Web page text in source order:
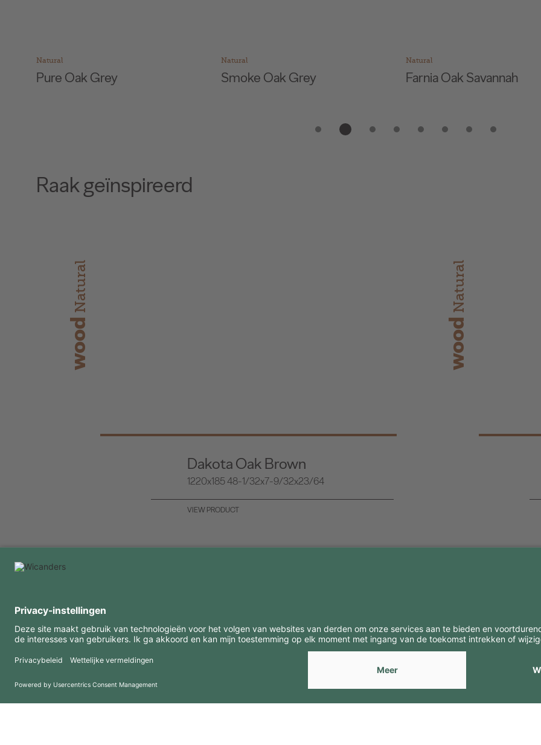
Natural
Smoke Oak Grey
Natural
Farnia Oak Savannah
Natural
Ginger Wood Camel
Raak geïnspireerd
wood
Natural
Dakota Oak Brown
1220x185 48-1/32x7-9/32x23/64
VIEW PRODUCT
wood
Natural
FAQ
Gebruiksvoorwaarden
Privacybeleid
Downloads
Copyright 2026 © Amorim Cork Solutions. All rights reserved.